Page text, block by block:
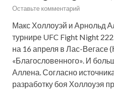
Оставьте комментарий
Макс Холлоуэй и Арнольд
турнире UFC Fight Night
на 16 апреля в Лас-Вегасе
«Благословенного». И
Аллена. Согласно
разработку боя Холлоуэя